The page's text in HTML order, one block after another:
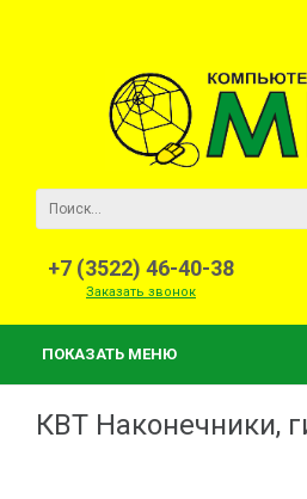
+7 (3522) 46-40-38
Заказать звонок
ПОКАЗАТЬ МЕНЮ
КВТ Наконечники,